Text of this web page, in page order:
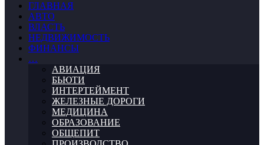
ГЛАВНАЯ
АВТО
ВЛАСТЬ
НЕДВИЖИМОСТЬ
ФИНАНСЫ
…
АВИАЦИЯ
БЬЮТИ
ИНТЕРТЕЙМЕНТ
ЖЕЛЕЗНЫЕ ДОРОГИ
МЕДИЦИНА
ОБРАЗОВАНИЕ
ОБЩЕПИТ